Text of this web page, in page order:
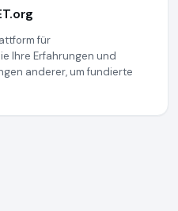
für
Ihre Erfahrungen und
anderer, um fundierte